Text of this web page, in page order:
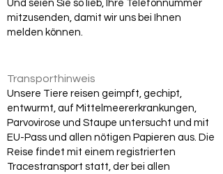
Und seien Sie so lieb, Ihre Telefonnummer
mitzusenden, damit wir uns bei Ihnen
melden können.
Transporthinweis
Unsere Tiere reisen geimpft, gechipt,
entwurmt, auf Mittelmeererkrankungen,
Parvovirose und Staupe untersucht und mit
EU-Pass und allen nötigen Papieren aus. Die
Reise findet mit einem registrierten
Tracestransport statt, der bei allen